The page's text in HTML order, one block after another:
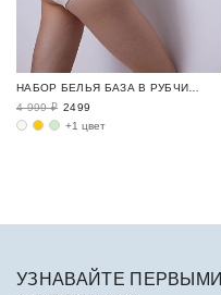
4 999 ₽ 2499
+1 цвет
УЗНАВАЙТЕ ПЕРВЫМИ